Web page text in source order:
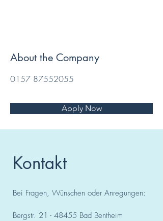
About the Company
0157 87552055
Apply Now
Kontakt
Bei Fragen, Wünschen oder Anregungen:
Bergstr. 21 - 48455 Bad Bentheim